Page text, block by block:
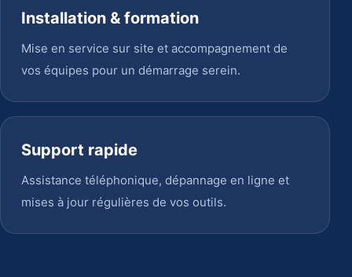
Installation & formation
Mise en service sur site et accompagnement de
vos équipes pour un démarrage serein.
Support rapide
Assistance téléphonique, dépannage en ligne et
mises à jour régulières de vos outils.